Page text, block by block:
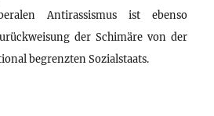
Antirassismus ist ebenso
der Schimäre von der
begrenzten Sozialstaats.